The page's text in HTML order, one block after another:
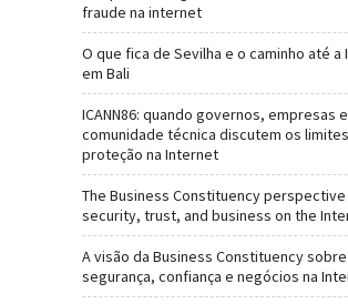
fraude na internet
O que fica de Sevilha e o caminho até a
em Bali
ICANN86: quando governos, empresas
comunidade técnica discutem os
proteção na Internet
The Business Constituency perspective
security, trust, and business on the
A visão da Business Constituency sobre
segurança, confiança e negócios na